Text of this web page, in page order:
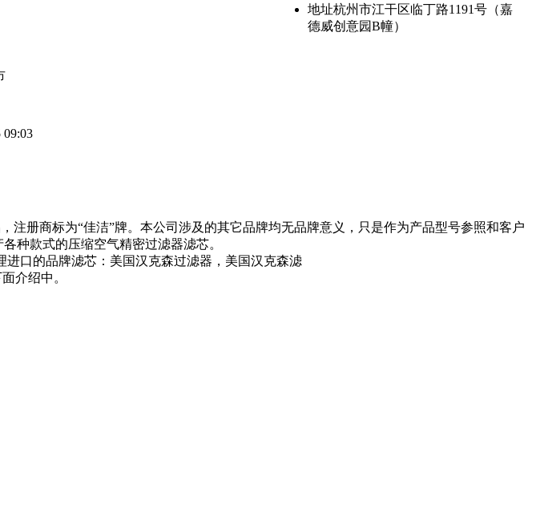
09:03
地址杭州市江干区临丁路1191号（嘉
德威创意园B幢）
册商标为“佳洁”牌。本公司涉及的其它品牌均无品牌意义，只是作为产品型号参照和客户
种款式的压缩空气精密过滤器滤芯。
口的品牌滤芯：美国汉克森过滤器，美国汉克森滤
介绍中。